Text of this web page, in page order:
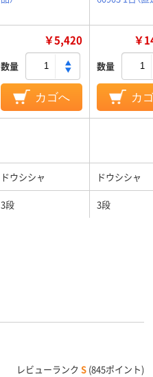
￥5,420
数量
カゴへ
￥
数量
カ
ドウシシャ ドウシシャ
3段 3段
レビューランク S (845ポイント)